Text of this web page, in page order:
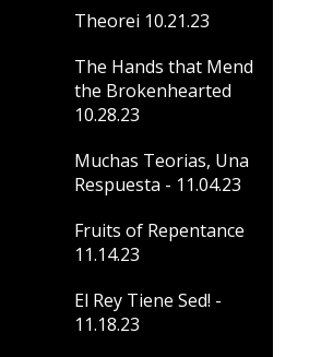
Theorei 10.21.23
The Hands that Mend
the Brokenhearted
10.28.23
Muchas Teorias, Una
Respuesta - 11.04.23
Fruits of Repentance
11.14.23
El Rey Tiene Sed! -
11.18.23